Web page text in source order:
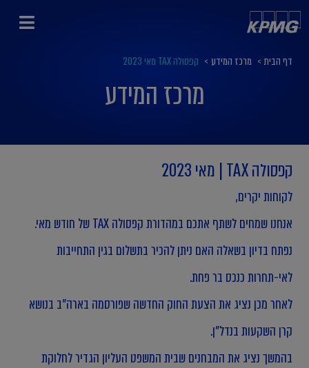
דף הבית > מרכז המידע > קפסולה TAX מאי 2023
מרכז המידע
קפסולה TAX | מאי 2023
לקוחות יקרים,
אנחנו שמחים לשתף אתכם במהדורת קפסולה TAX של חודש מאי.
נפתח בדיון בשאלה האם ניתן להכיר בתשלום בגין התחייבות
לאי-תחרות כנכס בר פחת.
לאחר מכן נציג את הצעת החוק החדשה שפורסמה בארה"ב בנושא
קרן השקעות בנדל"ן.
בהמשך נציג את המבחנים שבית המשפט העליון הגדיר לחלוקת